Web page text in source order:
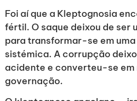
Foi aí que a Kleptognosia
fértil. O saque deixou de ser
para transformar-se em
sistémica. A corrupção
acidente e converteu-se em
governação.